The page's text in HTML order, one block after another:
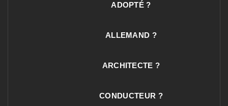
ADOPTÉ ?
ALLEMAND ?
ARCHITECTE ?
CONDUCTEUR ?